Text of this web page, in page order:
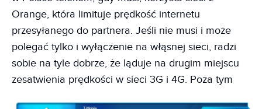
Orange, która limituje prędkość internetu
przesyłanego do partnera. Jeśli nie musi i może
polegać tylko i wyłączenie na włąsnej sieci, radzi
sobie na tyle dobrze, że ląduje na drugim miejscu
zesatwienia prędkości w sieci 3G i 4G. Poza tym